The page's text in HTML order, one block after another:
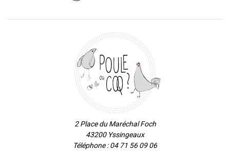
2 Place du Maréchal Foch
43200 Yssingeaux
Téléphone : 04 71 56 09 06